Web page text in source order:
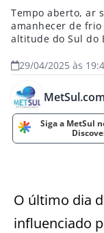
Tempo aberto, ar
amanhecer de
altitude do Sul do
29/04/2025 às
MetSul.com
Siga a MetSul
O último dia
influenciado